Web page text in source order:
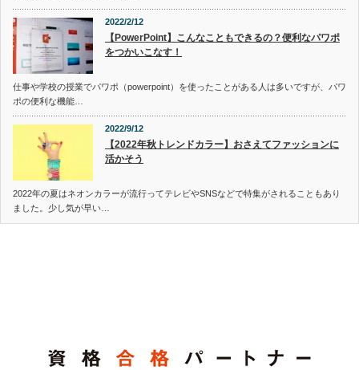
2022/2/12
【PowerPoint】こんなこともできるの？便利なパワポ
をつかいこなす！
仕事や学校の授業でパワポ（powerpoint）を使ったことがある人は多いですが、パワ
ポの便利な機能…
2022/9/12
【2022年秋トレンドカラー】おさえてファッションに
活かそう
2022年の夏はネオンカラーが流行ってテレビやSNSなどで特集がされることもあり
ました。少し気が早い…